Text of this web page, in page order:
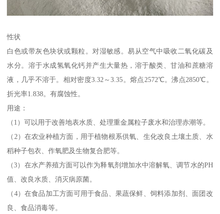
性状
白色或带灰色块状或颗粒。对湿敏感。易从空气中吸收二氧化碳及
水分。溶于水成氢氧化钙并产生大量热，溶于酸类、甘油和蔗糖溶
液，几乎不溶于。相对密度3.32～3.35。熔点2572℃。沸点2850℃。
折光率1.838。有腐蚀性。
用途：
（1）可以用于改善地表水质、处理重金属粒子废水和治理赤潮等。
（2）在农业种植方面，用于植物根系供氧、生化改良土壤土质、水
稻种子包衣、作氧肥及生物复合肥等。
（3）在水产养殖方面可以作为释氧剂增加水中溶解氧、调节水的PH
值、改良水质、消灭病原菌。
（4）在食品加工方面可用于食品、果蔬保鲜、饲料添加剂、面团改
良、食品消毒等。